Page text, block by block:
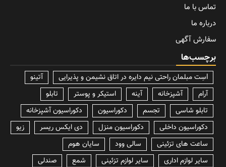
تماس با ما
درباره ما
سفارش آگهی
برچسب‌ها
lسِت مبلمان راحتی نیم دایره در اتاق نشیمن و پذیرایی
آتینو
آرام
آشپزخانه آینه استیکر و پوستر
تابلو
تابلو شاسی
تجسم دکوراسیون
دکوراسیون آشپزخانه
دکوراسیون داخلی
دکوراسیون منزل دی ایکس ریسر
زیو
ساعت های تزئینی
سالی وود
سایان هوم
سایر لوازم اداری
سایر لوازم تزئینی شمع
صندلی